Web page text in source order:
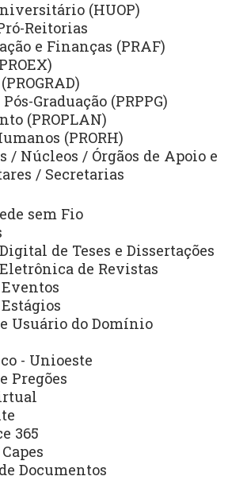
(HUOP)
Reitorias
e Finanças (PRAF)
Graduação (PRPPG)
(PROPLAN)
(PRORH)
/ Núcleos / Órgãos de Apoio e
/ Secretarias
sem Fio
de Teses e Dissertações
de Revistas
Usuário do Domínio
- Unioeste
Pregões
365
Documentos
o empreendedorismo
pelas Empresas Juniores e
oferecidos:
e acompanhamento junto ao
Programas de
marcas e desenhos
da Unioeste;
e orientação da
sobre propriedade
acadêmico e
de Marcas e Programas de
para comunidade externa;
e gerenciamento de
de tecnologia e
5708 ou 3220-5709
https://inova.unioeste.br/